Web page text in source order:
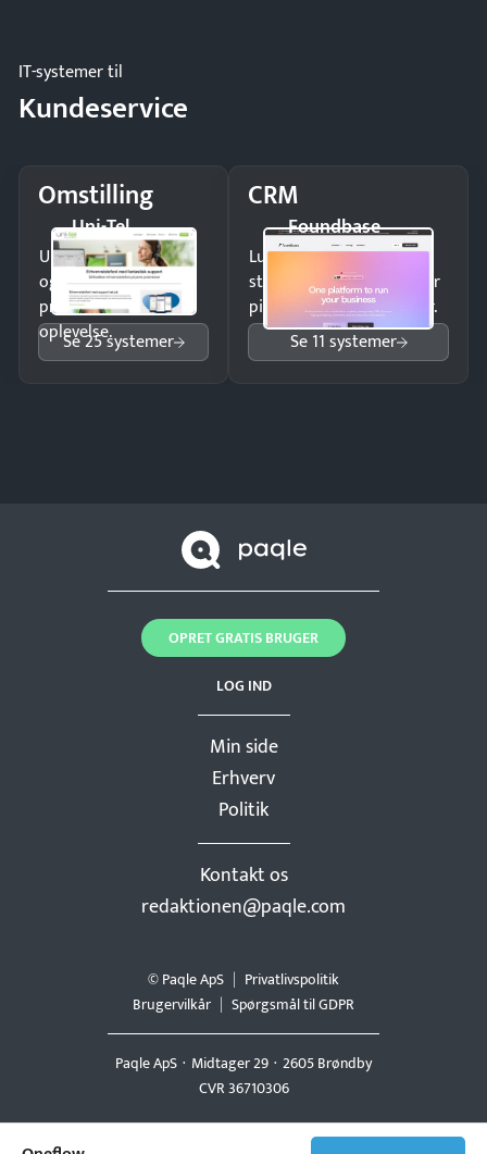
IT-systemer til
Kundeservice
Omstilling
Uni-Tel
Undgå tabte opkald
og giv kunderne en
professionel
oplevelse.
Se 25 systemer
CRM
Foundbase
Luk flere salg med et
struktureret overblik over
pipeline og opfølgninger.
Se 11 systemer
Min side
Erhverv
Politik
Kontakt os
redaktionen@paqle.com
LOG IND
OPRET GRATIS BRUGER
Paqle ApS Midtager 29 2605 Brøndby
CVR 36710306
© Paqle ApS
Privatlivspolitik
Brugervilkår
Spørgsmål til GDPR